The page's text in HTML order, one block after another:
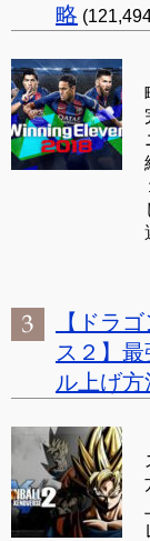
略
【ドラ
ス２】
ル上げ方